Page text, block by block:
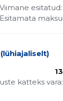
Viimane
Esitamata
katteks vara: